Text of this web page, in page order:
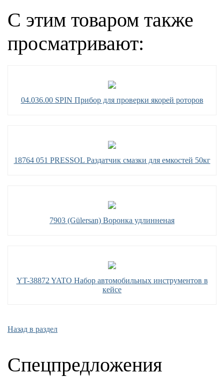
С этим товаром также
просматривают:
04.036.00 SPIN Прибор для проверки якорей роторов
18764 051 PRESSOL Раздатчик смазки для емкостей 50кг
7903 (Gülersan) Воронка удлинненая
YT-38872 YATO Набор автомобильных инструментов в
кейсе
Назад в раздел
Спецпредложения